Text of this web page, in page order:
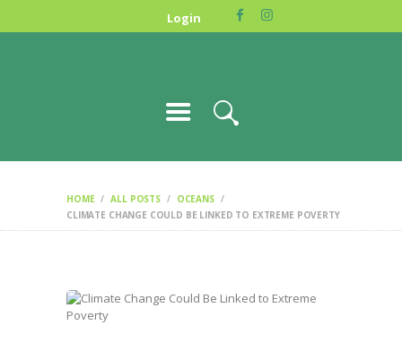
Login
HOME ALL POSTS
OCEANS
CLIMATE CHANGE COULD BE LINKED TO EXTREME POVERTY
GALERIA